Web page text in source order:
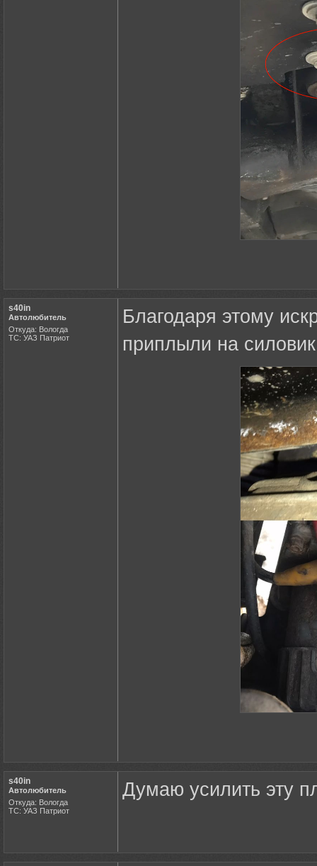
s40in
Автолюбитель
Откуда: Вологда
ТС: УАЗ Патриот
Благодаря этому
приплыли на
s40in
Автолюбитель
Откуда: Вологда
ТС: УАЗ Патриот
Думаю усилить эту